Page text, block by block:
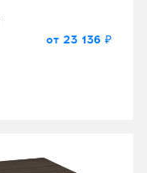
от 23 136 ₽